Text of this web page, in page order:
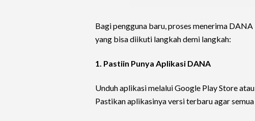
Bagi pengguna baru, proses menerima
yang bisa diikuti langkah demi langkah:
1. Pastiin Punya Aplikasi DANA
Unduh aplikasi melalui Google Play Store
Pastikan aplikasinya versi terbaru agar